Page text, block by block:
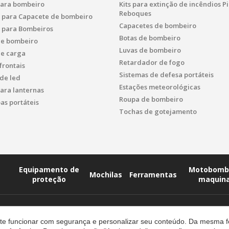
bombeiro
para Capacete de bombeiro
Bombeiros
bombeiro
carga
led
lanternas
portáteis
Kits para extinção de incêndios
Reboques
Capacetes de bombeiro
Botas de bombeiro
Luvas de bombeiro
Retardador de fogo
Sistemas de defesa portáteis
Estações meteorológicas
Roupa de bombeiro
Tochas de gotejamento
Equipamento de
proteção
Mochilas Ferramentas
funcionar com segurança e personalizar seu conteúdo. Da